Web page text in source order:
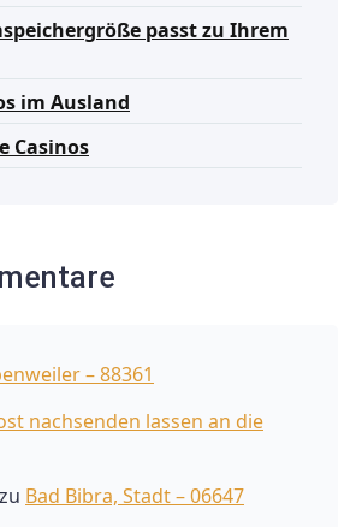
passt zu Ihrem
im Ausland
Casinos
– 88361
nachsenden lassen an die
zu Bad Bibra, Stadt – 06647